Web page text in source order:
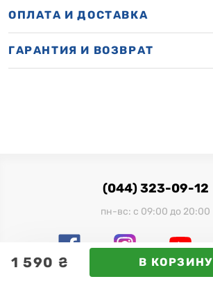
1 590 ₴ В КОРЗИНУ
ОПЛАТА И ДОСТАВКА
ГАРАНТИЯ И ВОЗВРАТ
(044) 323-09-12
пн-вс: с 09:00 до 20:00